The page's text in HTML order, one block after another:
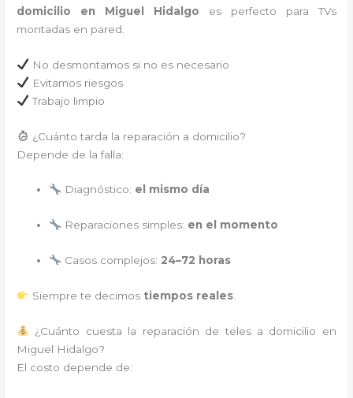
domicilio en Miguel Hidalgo es perfecto para TVs
montadas en pared.
No desmontamos si no es necesario
Evitamos riesgos
Trabajo limpio
¿Cuánto tarda la reparación a domicilio?
Depende de la falla:
Diagnóstico: el mismo día
Reparaciones simples: en el momento
Casos complejos: 24–72 horas
Siempre te decimos tiempos reales.
¿Cuánto cuesta la reparación de teles a domicilio en
Miguel Hidalgo?
El costo depende de: